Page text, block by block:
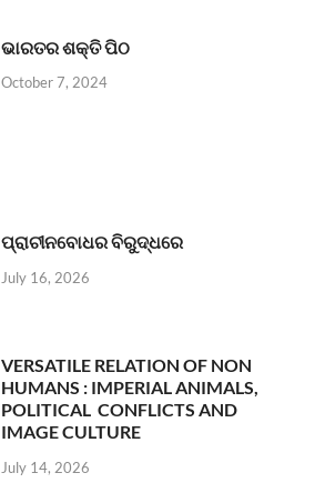
ଭାରତର ଶକ୍ତି ପିଠ
October 7, 2024
ପ୍ରାଚୀନବୋଧର ବିରୁଦ୍ଧରେ
July 16, 2026
VERSATILE RELATION OF NON
HUMANS : IMPERIAL ANIMALS,
POLITICAL CONFLICTS AND
IMAGE CULTURE
July 14, 2026